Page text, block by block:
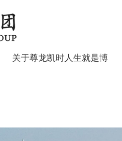
关于尊龙凯时人生就是博